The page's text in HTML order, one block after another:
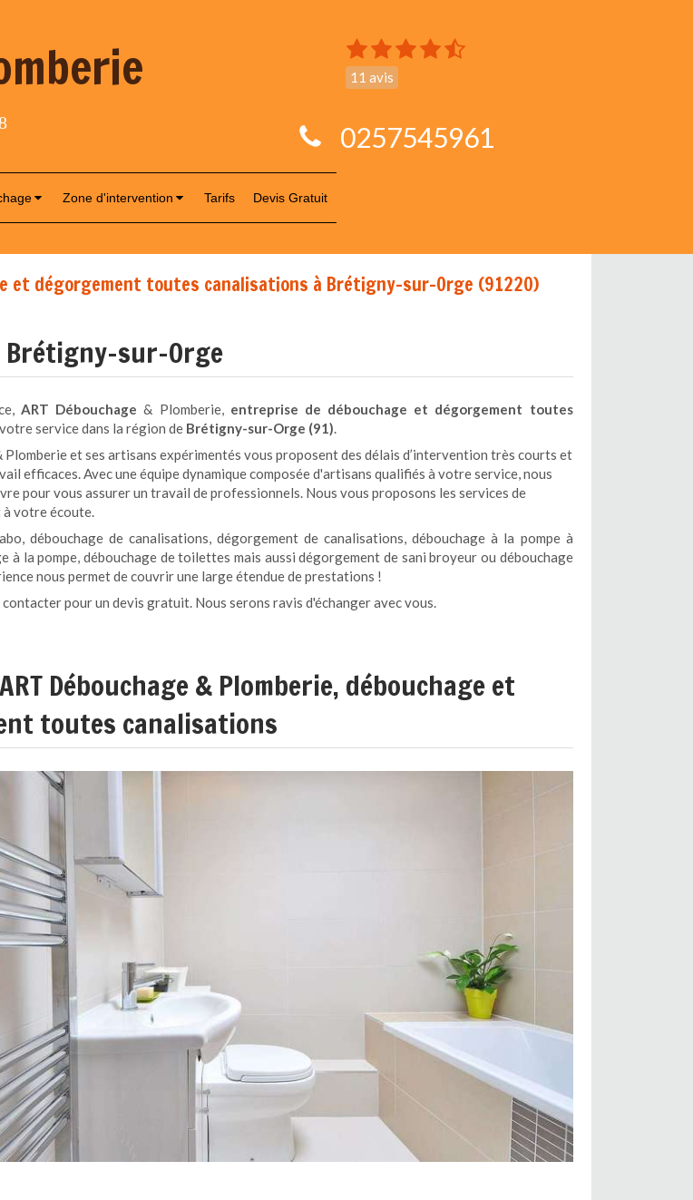
11 avis
0257545961
Zone d'intervention Tarifs Devis Gratuit
et dégorgement toutes canalisations à Brétigny-sur-Orge (91220)
Brétigny-sur-Orge
ART Débouchage & Plomberie, entreprise de débouchage et dégorgement toutes
service dans la région de Brétigny-sur-Orge (91).
Plomberie et ses artisans expérimentés vous proposent des délais d’intervention très courts et
efficaces. Avec une équipe dynamique composée d'artisans qualifiés à votre service, nous
pour vous assurer un travail de professionnels. Nous vous proposons les services de
votre écoute.
débouchage de canalisations, dégorgement de canalisations, débouchage à la pompe à
à la pompe, débouchage de toilettes mais aussi dégorgement de sani broyeur ou débouchage
nous permet de couvrir une large étendue de prestations !
contacter pour un devis gratuit. Nous serons ravis d'échanger avec vous.
Débouchage & Plomberie, débouchage et
toutes canalisations